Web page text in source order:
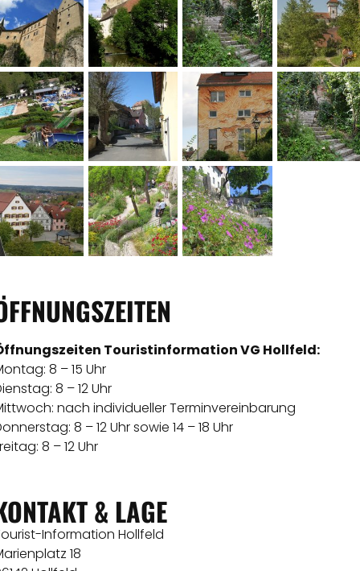
Touristinformation VG Hollfeld:
8 – 15 Uhr
8 – 12 Uhr
nach individueller Terminvereinbarung
8 – 12 Uhr sowie 14 – 18 Uhr
8 – 12 Uhr
& LAGE
Information Hollfeld
18